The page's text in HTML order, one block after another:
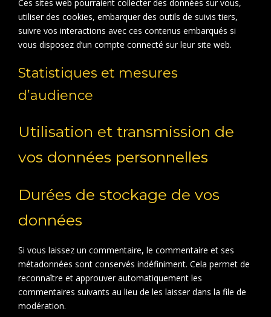
Ces sites web pourraient collecter des données sur vous,
utiliser des cookies, embarquer des outils de suivis tiers,
suivre vos interactions avec ces contenus embarqués si
vous disposez d’un compte connecté sur leur site web.
Statistiques et mesures
d’audience
Utilisation et transmission de
vos données personnelles
Durées de stockage de vos
données
Si vous laissez un commentaire, le commentaire et ses
métadonnées sont conservés indéfiniment. Cela permet de
reconnaître et approuver automatiquement les
commentaires suivants au lieu de les laisser dans la file de
modération.